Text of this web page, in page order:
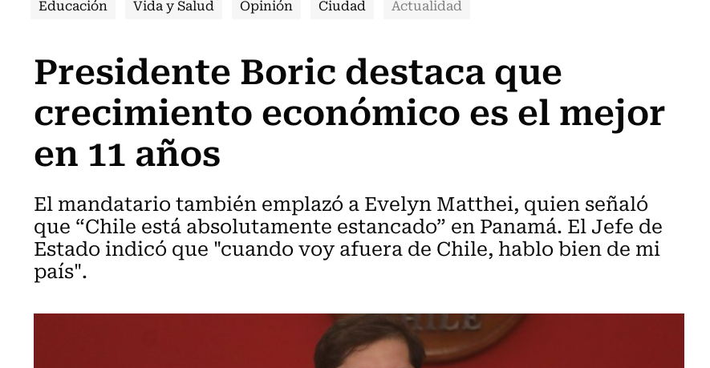
Educación Vida y Salud Opinión Ciudad Actualidad
Presidente Boric destaca que
crecimiento económico es el mejor
en 11 años
El mandatario también emplazó a Evelyn Matthei, quien señaló
que “Chile está absolutamente estancado” en Panamá. El Jefe de
Estado indicó que "cuando voy afuera de Chile, hablo bien de mi
país".